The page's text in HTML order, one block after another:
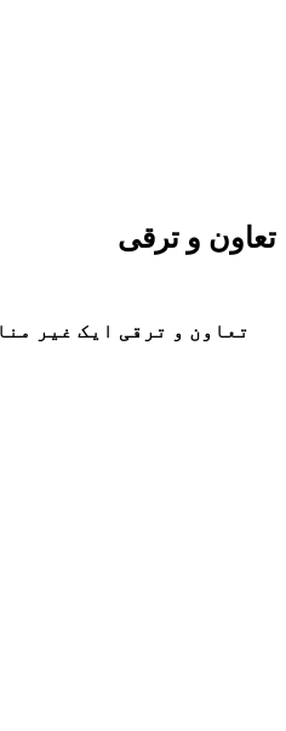
تعاون و ترقی
تعاون و ترقی ایک غیر